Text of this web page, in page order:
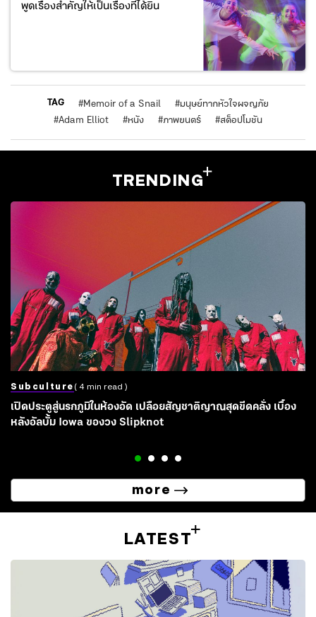
พูดเรื่องสำคัญให้เป็นเรื่องที่ได้ยิน
TAG #Memoir of a Snail #มนุษย์ทากหัวใจผจญภัย
#Adam Elliot #หนัง #ภาพยนตร์ #สต็อปโมชัน
TRENDING
Subculture ( 4 min read )
เปิดประตูสู่นรกภูมิในห้องอัด เปลือยสัญชาติญาณสุดขีดคลั่ง เบื้อง
หลังอัลบั้ม Iowa ของวง Slipknot
more
LATEST